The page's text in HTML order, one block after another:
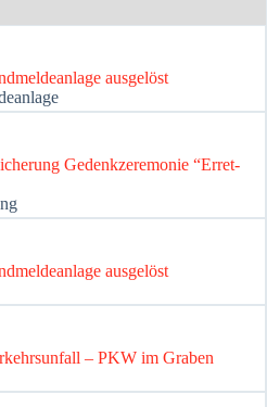
aus­ge­löst
Gedenk­ze­re­mo­nie “Erret­
aus­ge­löst
– PKW im Gra­ben